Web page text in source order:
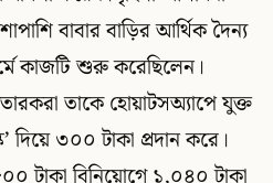
বাবার বাড়ির আর্থিক দৈন্য
কাজটি শুরু করেছিলেন।
তাকে হোয়াটসঅ্যাপে যুক্ত
দিয়ে ৩০০ টাকা প্রদান করে।